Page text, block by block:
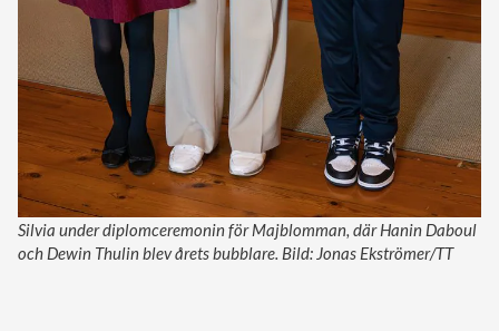
Silvia under diplomceremonin för Majblomman, där Hanin Daboul
och Dewin Thulin blev årets bubblare. Bild: Jonas Ekströmer/TT